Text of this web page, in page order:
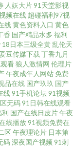
人妖大片91天堂影视
频在线 超碰福利97视
线黄色资料入口 黄色
香 国产精品水多 福利
18日本三级全黄乱伦天
爱豆传媒下载 丁香九月
看狼人激情网 伦理片
午夜成年人网站 免费
品在线 国产玖玖 国产
线91手机论坛91视频
无码91日韩在线观看
利 国产在线日皮片午夜
线播放91视频免费在
区 午夜理论片 日本第
码深夜国产视频 91刺